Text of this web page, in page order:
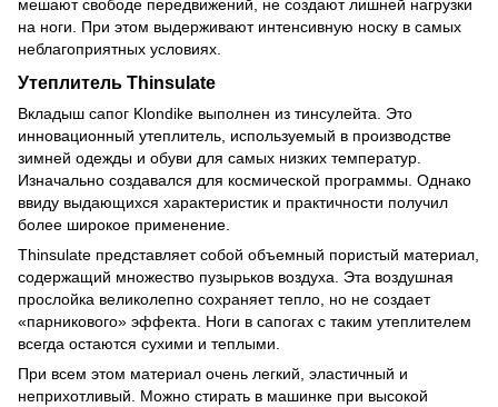
мешают свободе передвижений, не создают лишней нагрузки
на ноги. При этом выдерживают интенсивную носку в самых
неблагоприятных условиях.
Утеплитель Thinsulate
Вкладыш сапог Klondike выполнен из тинсулейта. Это
инновационный утеплитель, используемый в производстве
зимней одежды и обуви для самых низких температур.
Изначально создавался для космической программы. Однако
ввиду выдающихся характеристик и практичности получил
более широкое применение.
Thinsulate представляет собой объемный пористый материал,
содержащий множество пузырьков воздуха. Эта воздушная
прослойка великолепно сохраняет тепло, но не создает
«парникового» эффекта. Ноги в сапогах с таким утеплителем
всегда остаются сухими и теплыми.
При всем этом материал очень легкий, эластичный и
неприхотливый. Можно стирать в машинке при высокой